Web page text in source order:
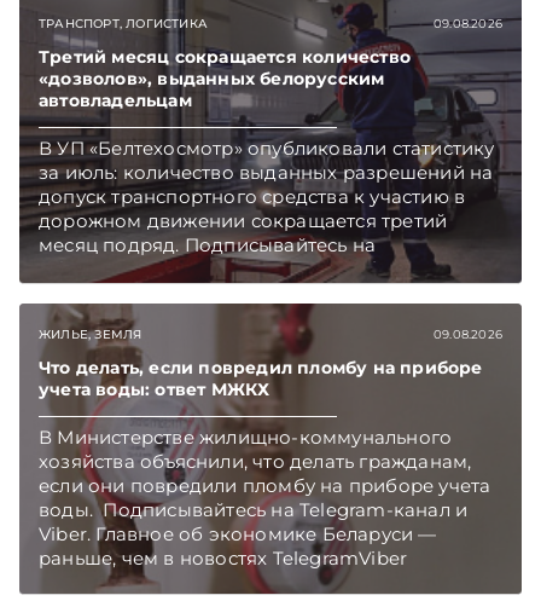
ТРАНСПОРТ, ЛОГИСТИКА 09.08.2026
Третий месяц сокращается количество
«дозволов», выданных белорусским
автовладельцам
В УП «Белтехосмотр» опубликовали статистику
за июль: количество выданных разрешений на
допуск транспортного средства к участию в
дорожном движении сокращается третий
месяц подряд. Подписывайтесь на
Telegram‑канал и Viber. Главное об экономике
TelegramViber
ЖИЛЬЕ, ЗЕМЛЯ 09.08.2026
Что делать, если повредил пломбу на приборе
учета воды: ответ МЖКХ
В Министерстве жилищно-коммунального
хозяйства объяснили, что делать гражданам,
если они повредили пломбу на приборе учета
воды. Подписывайтесь на Telegram‑канал и
Viber. Главное об экономике Беларуси —
раньше, чем в новостях TelegramViber